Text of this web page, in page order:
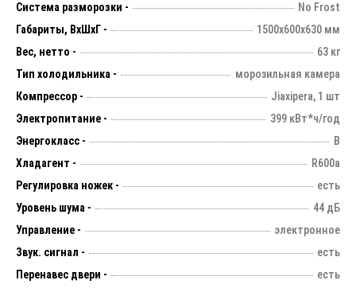
Система разморозки -
No Frost
Габариты, ВхШхГ -
1500х600х630 мм
Вес, нетто -
63 кг
Тип холодильника -
морозильная камера
Компрессор -
Jiaxipera, 1 шт
Электропитание -
399 кВт*ч/год
Энергокласс -
В
Хладагент -
R600a
Регулировка ножек -
есть
Уровень шума -
44 дБ
Управление -
электронное
Звук. сигнал -
есть
Перенавес двери -
есть